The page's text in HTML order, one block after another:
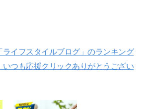
ライフスタイルブログ」のランキング
いつも応援クリックありがとうござい